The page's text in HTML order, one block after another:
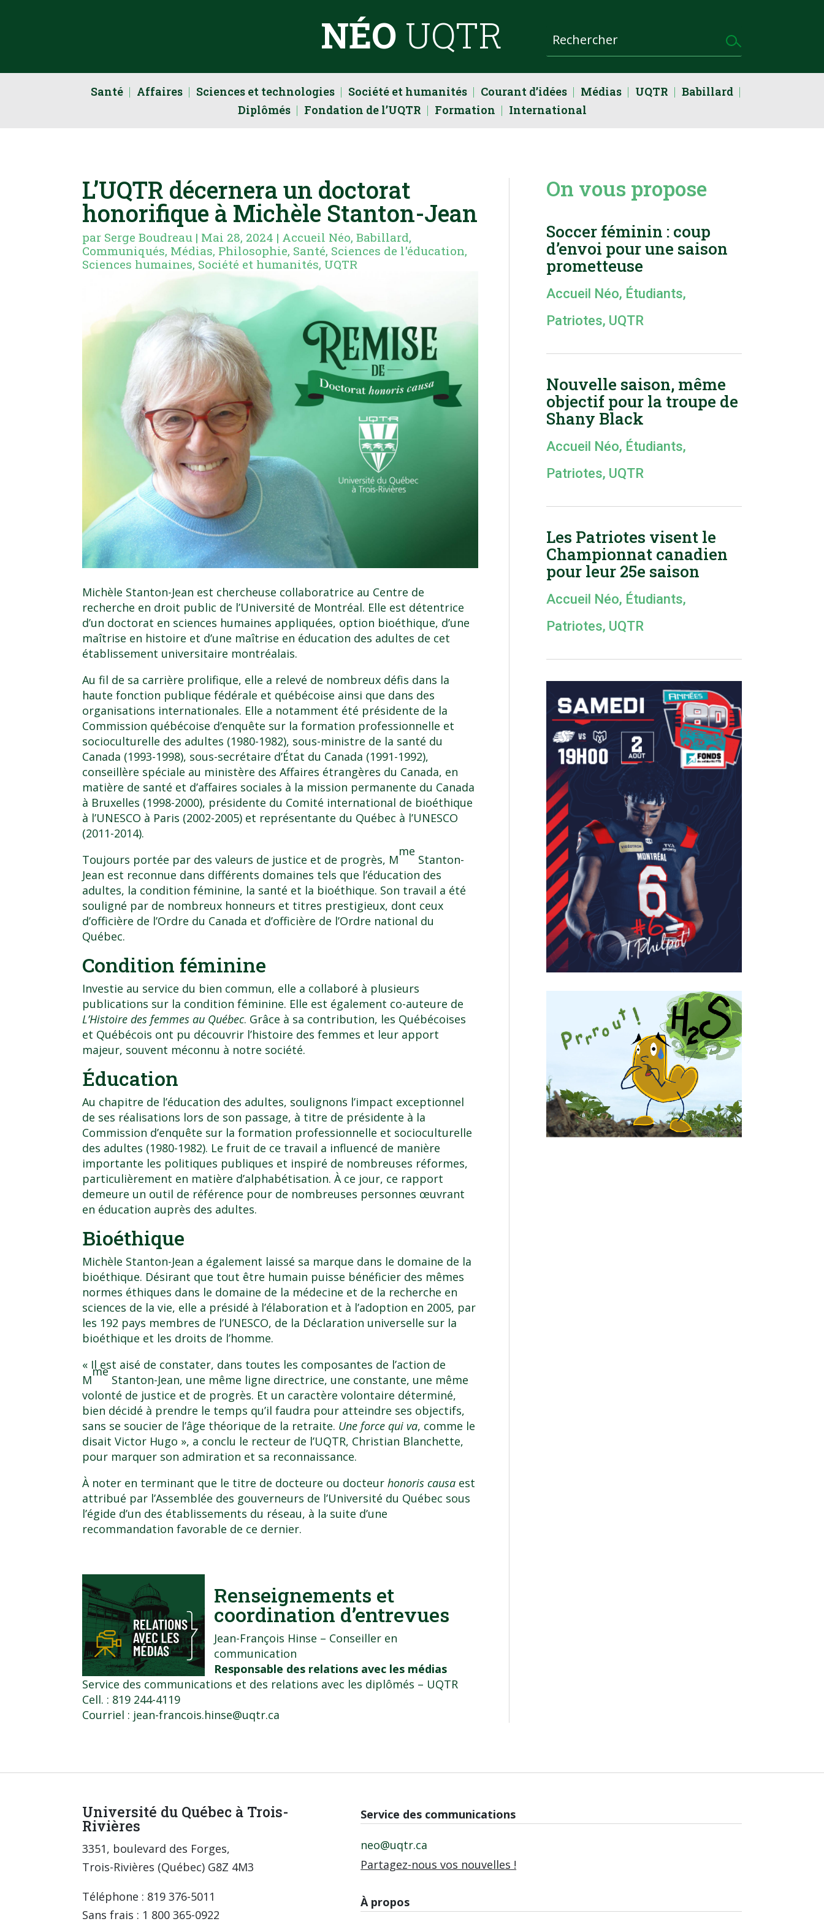
NÉO UQTR
Santé Affaires Sciences et technologies Société et humanités Courant d’idées Médias UQTR
Babillard
Diplômés
Fondation de l’UQTR Formation International
L’UQTR décernera un doctorat
honorifique à Michèle Stanton-Jean
par Serge Boudreau | Mai 28, 2024 | Accueil Néo,Babillard,
Communiqués, Médias, Philosophie, Santé, Sciences de l'éducation,
Sciences humaines, Société et humanités, UQTR
Michèle Stanton-Jean est chercheuse collaboratrice au Centre de
recherche en droit public de l’Université de Montréal. Elle est détentrice
d’un doctorat en sciences humaines appliquées, option bioéthique, d’une
maîtrise en histoire et d’une maîtrise en éducation des adultes de cet
établissement universitaire montréalais.
Au fil de sa carrière prolifique, elle a relevé de nombreux défis dans la
haute fonction publique fédérale et québécoise ainsi que dans des
organisations internationales. Elle a notamment été présidente de la
Commission québécoise d’enquête sur la formation professionnelle et
socioculturelle des adultes (1980-1982), sous-ministre de la santé du
Canada (1993-1998), sous-secrétaire d’État du Canada (1991-1992),
conseillère spéciale au ministère des Affaires étrangères du Canada, en
matière de santé et d’affaires sociales à la mission permanente du Canada
à Bruxelles (1998-2000), présidente du Comité international de bioéthique
à l’UNESCO à Paris (2002-2005) et représentante du Québec à l’UNESCO
(2011-2014).
Toujours portée par des valeurs de justice et de progrès, M
me
Stanton-
Jean est reconnue dans différents domaines tels que l’éducation des
adultes, la condition féminine, la santé et la bioéthique. Son travail a été
souligné par de nombreux honneurs et titres prestigieux, dont ceux
d’officière de l’Ordre du Canada et d’officière de l’Ordre national du
Québec.
Condition féminine
Investie au service du bien commun, elle a collaboré à plusieurs
publications sur la condition féminine. Elle est également co-auteure de
L’Histoire des femmes au Québec. Grâce à sa contribution, les Québécoises
et Québécois ont pu découvrir l’histoire des femmes et leur apport
majeur, souvent méconnu à notre société.
Éducation
Au chapitre de l’éducation des adultes, soulignons l’impact exceptionnel
de ses réalisations lors de son passage, à titre de présidente à la
Commission d’enquête sur la formation professionnelle et socioculturelle
des adultes (1980-1982). Le fruit de ce travail a influencé de manière
importante les politiques publiques et inspiré de nombreuses réformes,
particulièrement en matière d’alphabétisation. À ce jour, ce rapport
demeure un outil de référence pour de nombreuses personnes œuvrant
en éducation auprès des adultes.
Bioéthique
Michèle Stanton-Jean a également laissé sa marque dans le domaine de la
bioéthique. Désirant que tout être humain puisse bénéficier des mêmes
normes éthiques dans le domaine de la médecine et de la recherche en
sciences de la vie, elle a présidé à l’élaboration et à l’adoption en 2005, par
les 192 pays membres de l’UNESCO, de la Déclaration universelle sur la
bioéthique et les droits de l’homme.
« Il est aisé de constater, dans toutes les composantes de l’action de
M
me
Stanton-Jean, une même ligne directrice, une constante, une même
volonté de justice et de progrès. Et un caractère volontaire déterminé,
bien décidé à prendre le temps qu’il faudra pour atteindre ses objectifs,
sans se soucier de l’âge théorique de la retraite. Une force qui va, comme le
disait Victor Hugo », a conclu le recteur de l’UQTR, Christian Blanchette,
pour marquer son admiration et sa reconnaissance.
À noter en terminant que le titre de docteure ou docteurhonoris causa est
attribué par l’Assemblée des gouverneurs de l’Université du Québec sous
l’égide d’un des établissements du réseau, à la suite d’une
recommandation favorable de ce dernier.
Renseignements et
coordination d’entrevues
Jean-François Hinse – Conseiller en
communication
Responsable des relations avec les médias
Service des communications et des relations avec les diplômés – UQTR
Cell. : 819 244-4119
Courriel : jean-francois.hinse@uqtr.ca
On vous propose
Soccer féminin : coup
d’envoi pour une saison
prometteuse
Accueil Néo, Étudiants,
Patriotes, UQTR
Nouvelle saison, même
objectif pour la troupe de
Shany Black
Accueil Néo, Étudiants,
Patriotes, UQTR
Les Patriotes visent le
Championnat canadien
pour leur 25e saison
Accueil Néo, Étudiants,
Patriotes, UQTR
Université du Québec à Trois-
Rivières
3351, boulevard des Forges,
Trois-Rivières (Québec) G8Z 4M3
Téléphone : 819 376-5011
Sans frais : 1 800 365-0922
Service des communications
neo@uqtr.ca
Partagez-nous vos nouvelles !
À propos